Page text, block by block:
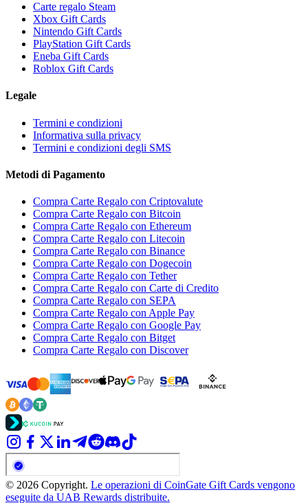
Carte regalo Steam
Xbox Gift Cards
Nintendo Gift Cards
PlayStation Gift Cards
Eneba Gift Cards
Roblox Gift Cards
Legale
Termini e condizioni
Informativa sulla privacy
Termini e condizioni degli SMS
Metodi di Pagamento
Compra Carte Regalo con Criptovalute
Compra Carte Regalo con Bitcoin
Compra Carte Regalo con Ethereum
Compra Carte Regalo con Litecoin
Compra Carte Regalo con Binance
Compra Carte Regalo con Dogecoin
Compra Carte Regalo con Tether
Compra Carte Regalo con Carte di Credito
Compra Carte Regalo con SEPA
Compra Carte Regalo con Apple Pay
Compra Carte Regalo con Google Pay
Compra Carte Regalo con Bitget
Compra Carte Regalo con Discover
© 2026 Copyright. Le operazioni di CoinGate Gift Cards vengono
eseguite da UAB Rewards distribuite.